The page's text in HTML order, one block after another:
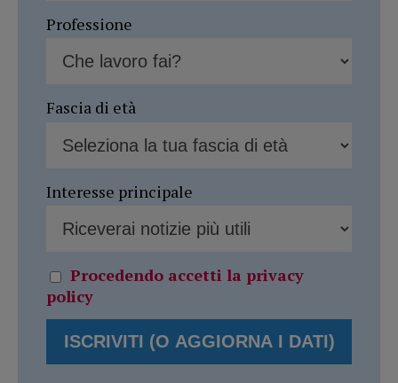
Professione
Fascia di età
Interesse principale
Procedendo accetti la privacy
policy